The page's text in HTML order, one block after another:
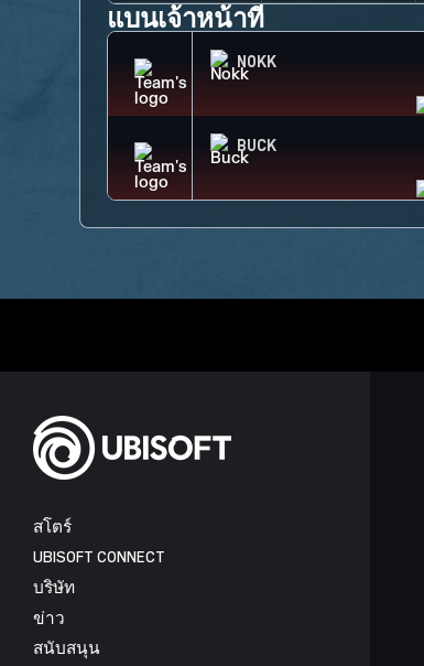
แบนเจ้าหน้าที่
NOKK
BUCK
สโตร์
UBISOFT CONNECT
บริษัท
ข่าว
สนับสนุน